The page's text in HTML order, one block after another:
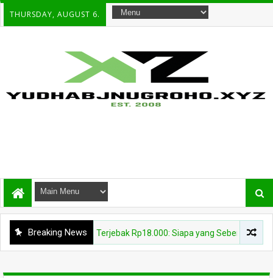
THURSDAY, AUGUST 6.
Breaking News
Rupiah Masih Terjebak Rp18.000: Siapa yang Sebenarnya